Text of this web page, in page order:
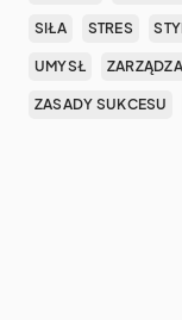
SIŁA STRES
UMYSŁ
ZASADY SUKCESU